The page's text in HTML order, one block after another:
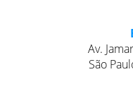
Av.
São